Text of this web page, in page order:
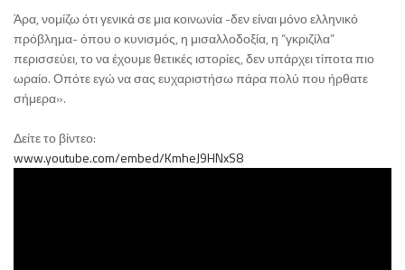
Άρα, νομίζω ότι γενικά σε μια κοινωνία -δεν είναι μόνο ελληνικό
πρόβλημα- όπου ο κυνισμός, η μισαλλοδοξία, η “γκριζίλα”
περισσεύει, το να έχουμε θετικές ιστορίες, δεν υπάρχει τίποτα πιο
ωραίο. Οπότε εγώ να σας ευχαριστήσω πάρα πολύ που ήρθατε
σήμερα».
Δείτε το βίντεο:
www.youtube.com/embed/KmheJ9HNxS8